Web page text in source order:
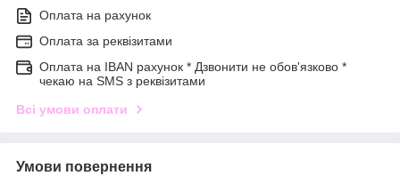
Оплата на рахунок
Оплата за реквізитами
Оплата на IBAN рахунок * Дзвонити не обов'язково *
чекаю на SMS з реквізитами
Всі умови оплати
Умови повернення